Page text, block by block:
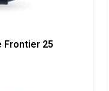
Frontier 25